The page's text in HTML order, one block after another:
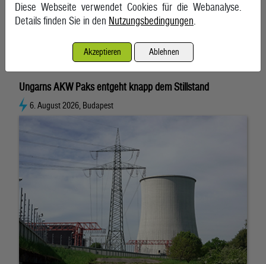
Ungarns AKW Paks entgeht knapp dem Stillstand
6. August 2026, Budapest
Diese Webseite verwendet Cookies für die Webanalyse.
Details finden Sie in den Nutzungsbedingungen.
Akzeptieren Ablehnen